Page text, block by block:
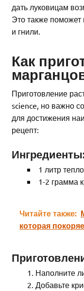
дать луковицам
Это также поможет
и гнили.
Как
Приготовление
science, но важно
для достижения
рецепт:
1 литр
1-2 грамма
Читайте также:
которая
Наполните
Добавьте